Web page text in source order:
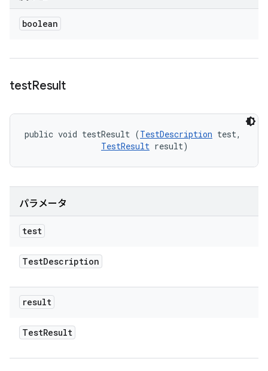
boolean
testResult
public void testResult (TestDescription test,
TestResult result)
パラメータ
test
TestDescription
result
TestResult